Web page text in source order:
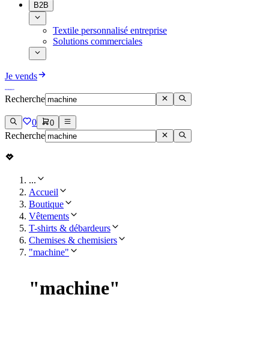
B2B
Textile personnalisé entreprise
Solutions commerciales
Je vends
Recherche
0 0
Recherche
...
Accueil
Boutique
Vêtements
T-shirts & débardeurs
Chemises & chemisiers
"machine"
"machine"